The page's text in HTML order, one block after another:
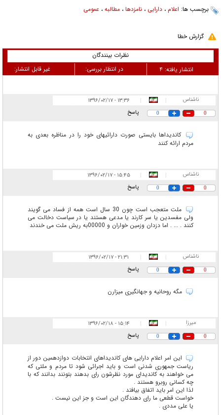
برچسب ها: اعلام ، دارایی ، نامزدها ، مطالبه ، عمومی
گزارش خطا
نظرات بینندگان
غیر قابل انتشار:
در انتظار بررسی: انتشار یافته: ۴
ناشناس ۱۳:۳۶ - ۱۳۹۶/۰۲/۱۷
0
0 پاسخ
کاندیداها بایستی صورت دارائیهای خود را در مناظره بعدی به
مردم ارائه کنند
ناشناس |
| ۱۵:۴۵ - ۱۳۹۶/۰۲/۱۷
0
0 پاسخ
ملت متعجب است چون 30 سال است همه از فساد می گویند
ولی مفسدین یا سر کارند یا مدعی هستند یا در سیاست دخالت می
کنند . ... . اما دزدان وزمین خواران و 00000به ریش ملت می خندند
ناشناس |
| ۲۱:۳۱ - ۱۳۹۶/۰۲/۱۷
0
0 پاسخ
مگه روحانیه و جهانگیری میزارن
میرزا ۱۵:۱۴ - ۱۳۹۶/۰۲/۱۸
0
0 پاسخ
این امر اعلام دارایی های کاندیداهای انتخابات دوازدهمین دور از
ریاست جمهوری شدنی است و باید اجرائی شود تا مردم و ملتی که
می خواهند به کاندیدای مورد نظرشون رای بدهند بتونند بدانند که با
چه کسانی روبرو هستند .
لذا این امر باید اتفاق بیافتد .
خواست قطعی ما رای دهندگان این است و جز این نیست .
یا علی مددی .